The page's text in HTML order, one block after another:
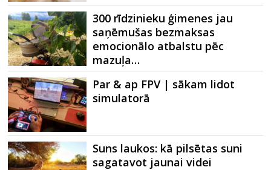
300 rīdzinieku ģimenes jau
saņēmušas bezmaksas
emocionālo atbalstu pēc
mazuļa…
Par & ap FPV | sākam lidot
simulatorā
Suns laukos: kā pilsētas suni
sagatavot jaunai videi